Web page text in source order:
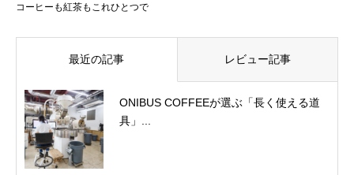
コーヒーも紅茶もこれひとつで
最近の記事 レビュー記事
ONIBUS COFFEEが選ぶ「長く使える道
具」...